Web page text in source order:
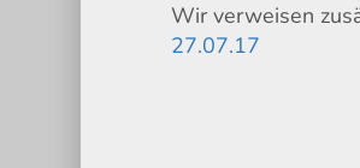
Wir verweisen
27.07.17